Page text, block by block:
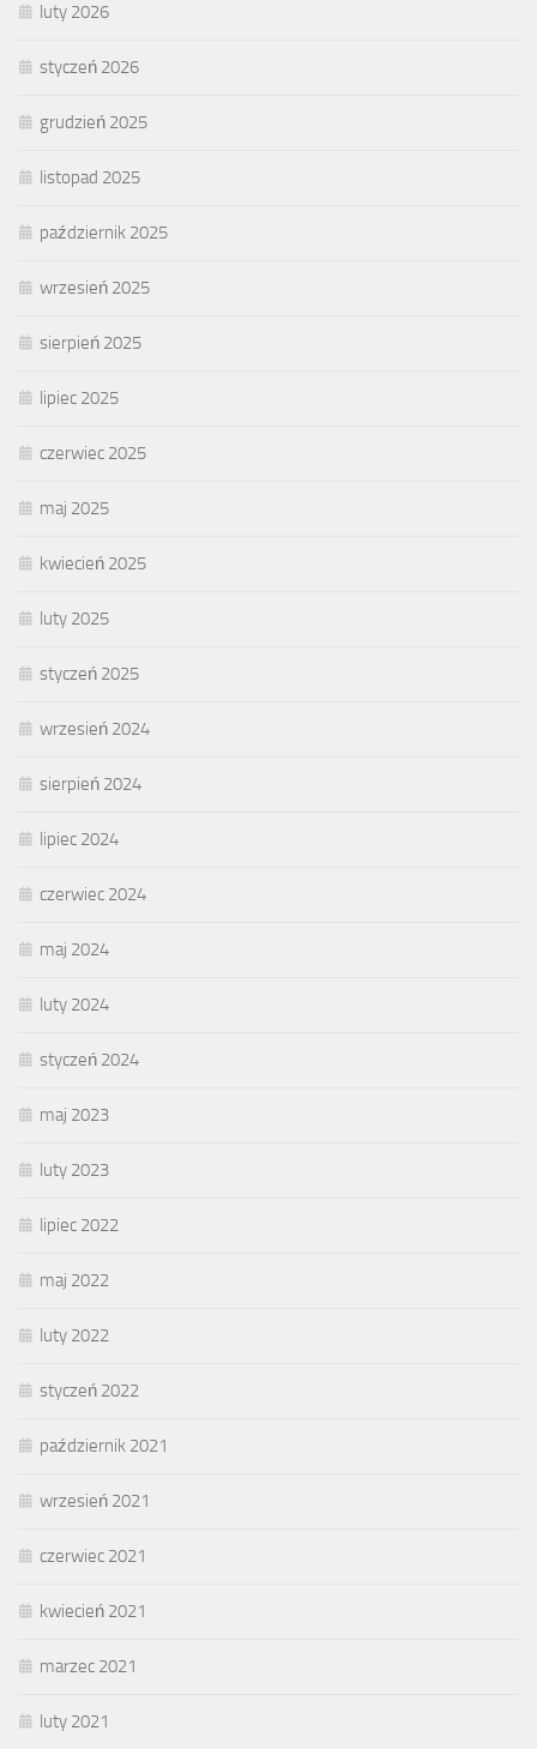
luty 2026
styczeń 2026
grudzień 2025
listopad 2025
październik 2025
wrzesień 2025
sierpień 2025
lipiec 2025
czerwiec 2025
maj 2025
kwiecień 2025
luty 2025
styczeń 2025
wrzesień 2024
sierpień 2024
lipiec 2024
czerwiec 2024
maj 2024
luty 2024
styczeń 2024
maj 2023
luty 2023
lipiec 2022
maj 2022
luty 2022
styczeń 2022
październik 2021
wrzesień 2021
czerwiec 2021
kwiecień 2021
marzec 2021
luty 2021